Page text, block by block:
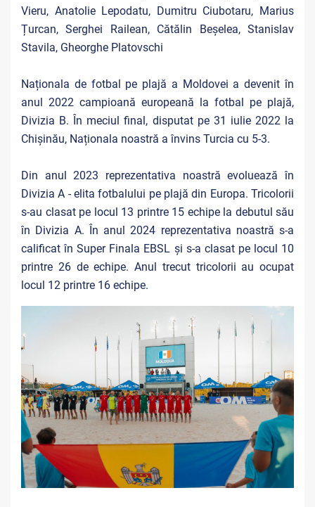
Vieru, Anatolie Lepodatu, Dumitru Ciubotaru, Marius
Țurcan, Serghei Railean, Cătălin Beșelea, Stanislav
Stavila, Gheorghe Platovschi
Naționala de fotbal pe plajă a Moldovei a devenit în
anul 2022 campioană europeană la fotbal pe plajă,
Divizia B. În meciul final, disputat pe 31 iulie 2022 la
Chișinău, Naționala noastră a învins Turcia cu 5-3.
Din anul 2023 reprezentativa noastră evoluează în
Divizia A - elita fotbalului pe plajă din Europa. Tricolorii
s-au clasat pe locul 13 printre 15 echipe la debutul său
în Divizia A. În anul 2024 reprezentativa noastră s-a
calificat în Super Finala EBSL și s-a clasat pe locul 10
printre 26 de echipe. Anul trecut tricolorii au ocupat
locul 12 printre 16 echipe.